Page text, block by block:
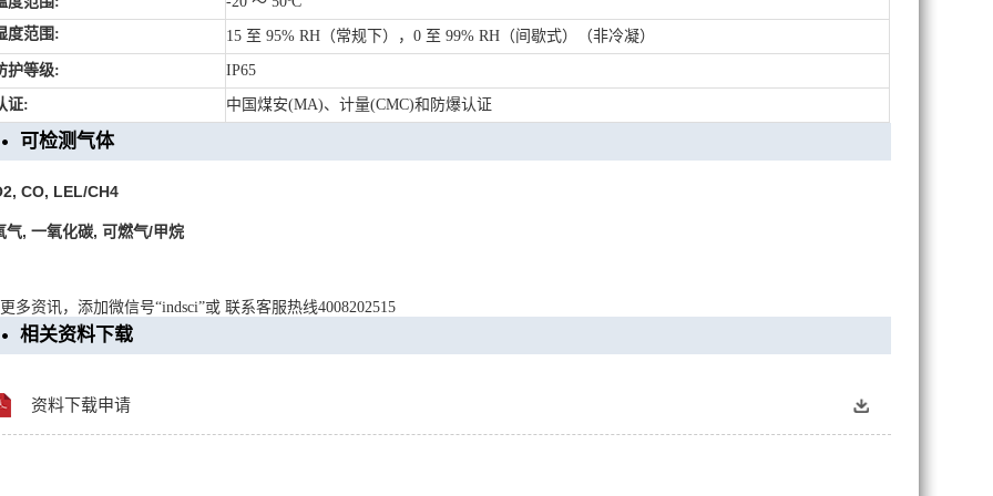
度范围:
15 至 95% RH（常规下），0 至 99% RH（间歇式）（非冷凝）
护等级: IP65
证: 中国煤安(MA)、计量(CMC)和防爆认证
可检测气体
CO, LEL/CH4
气, 一氧化碳, 可燃气/甲烷
多资讯，添加微信号“indsci”或 联系客服热线4008202515
相关资料下载
资料下载申请